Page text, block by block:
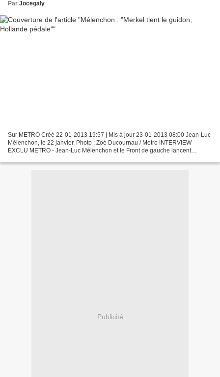
Par Jocegaly
Sur METRO Créé 22-01-2013 19:57 | Mis à jour 23-01-2013 08:00 Jean-Luc
Mélenchon, le 22 janvier. Photo : Zoé Ducournau / Metro INTERVIEW
EXCLU METRO - Jean-Luc Mélenchon et le Front de gauche lancent
Publicité